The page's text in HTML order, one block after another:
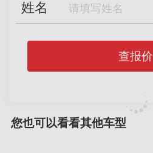
姓名
查报价
您也可以看看其他车型